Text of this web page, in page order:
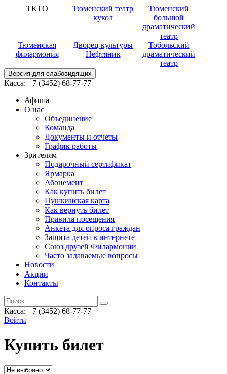
ТКТО
Тюменский театр
кукол
Тюменский
большой
драматический
театр
Тюменская
филармония
Дворец культуры
Нефтяник
Тобольский
драматический
театр
Версия для слабовидящих
Касса: +7 (3452) 68-77-77
Афиша
О нас
Объединение
Команда
Документы и отчеты
График работы
Зрителям
Подарочный сертификат
Ярмарка
Абонемент
Как купить билет
Пушкинская карта
Как вернуть билет
Правила посещения
Анкета для опроса граждан
Защита детей в интернете
Союз друзей Филармонии
Часто задаваемые вопросы
Новости
Акции
Контакты
Касса: +7 (3452) 68-77-77
Войти
Купить билет